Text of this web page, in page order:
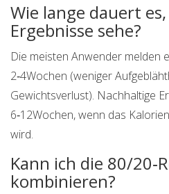
Wie lange dauert
Ergebnisse sehe?
Die meisten Anwender melden
2‑4Wochen (weniger
Gewichtsverlust). Nachhaltige
6‑12Wochen, wenn das
wird.
Kann ich die 80/
kombinieren?